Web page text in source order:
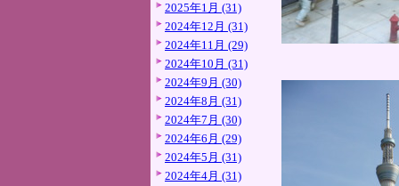
2025年1月 (31)
2024年12月 (31)
2024年11月 (29)
2024年10月 (31)
2024年9月 (30)
2024年8月 (31)
2024年7月 (30)
2024年6月 (29)
2024年5月 (31)
2024年4月 (31)